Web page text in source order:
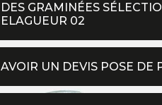
DES GRAMINÉES
ELAGUEUR 02
AVOIR UN DEVIS POSE DE